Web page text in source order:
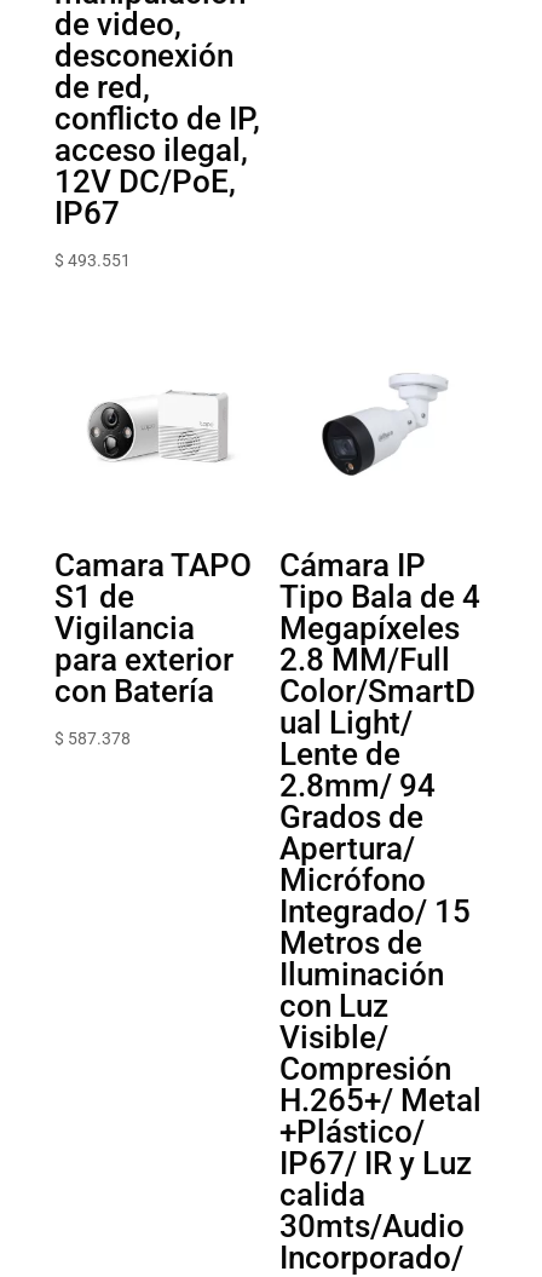
de video,
desconexión
de red,
conflicto de IP,
acceso ilegal,
12V DC/PoE,
IP67
$ 493.551
Camara TAPO
S1 de
Vigilancia
para exterior
con Batería
$ 587.378
Cámara IP
Tipo Bala de 4
Megapíxeles
2.8 MM/Full
Color/SmartD
ual Light/
Lente de
2.8mm/ 94
Grados de
Apertura/
Micrófono
Integrado/ 15
Metros de
Iluminación
con Luz
Visible/
Compresión
H.265+/ Metal
+Plástico/
IP67/ IR y Luz
calida
30mts/Audio
Incorporado/